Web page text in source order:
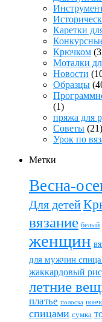
Каретки
Крючком
Моталки
Новости
Образцы
(1)
пряжа для
Советы (21)
Урок по
Метки
Весна-
Для детей
вязание белый
женщин
для мужчин
жаккардовый
летние
платье полоска
спицами сумка